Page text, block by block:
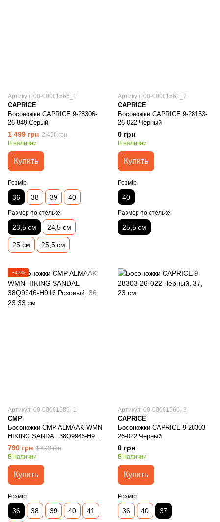
Артикул: 00-00001566_1
CAPRICE
Босоножки CAPRICE 9-28306-
26 849 Серый
1 499 грн 2 450 грн
В наличии
Купить
Розмір
36 38 39 40
Размер по стельке
23,5 см 24,5 см
25 см 25,5 см
Артикул: 00-00001561_7
CAPRICE
Босоножки CAPRICE 9-28153-
26-022 Черный
0 грн
В наличии
Купить
Розмір
40
Размер по стельке
25,5 см
−47%
Артикул: 00-00001689_1
CMP
Босоножки CMP ALMAAK WMN
HIKING SANDAL 38Q9946-H916
Розовый
790 грн 1 490 грн
В наличии
Купить
Розмір
36 38 39 40 41
Артикул: 00-00001560_3
CAPRICE
Босоножки CAPRICE 9-28303-
26-022 Черный
0 грн
В наличии
Купить
Розмір
36 40 37